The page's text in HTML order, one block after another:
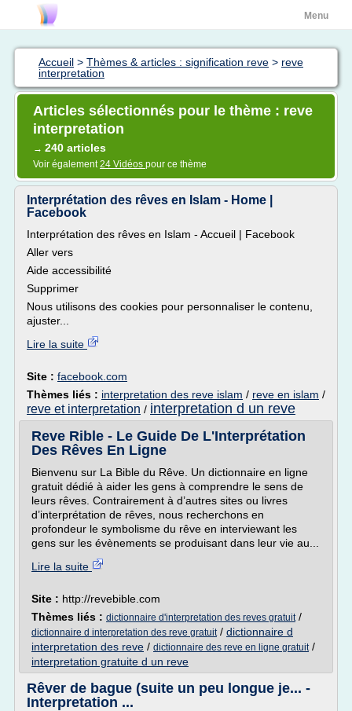
Menu
Accueil > Thèmes & articles : signification reve > reve
interpretation
Articles sélectionnés pour le thème : reve
interpretation
→ 240 articles
Voir également24 Vidéos pour ce thème
Interprétation des rêves en Islam - Home |
Facebook
Interprétation des rêves en Islam - Accueil | Facebook
Aller vers
Aide accessibilité
Supprimer
Nous utilisons des cookies pour personnaliser le contenu,
ajuster...
Lire la suite
Site : facebook.com
Thèmes liés : interpretation des reve islam / reve en islam /
reve et interpretation / interpretation d un reve
Reve Rible - Le Guide De L'Interprétation
Des Rêves En Ligne
Bienvenu sur La Bible du Rêve. Un dictionnaire en ligne
gratuit dédié à aider les gens à comprendre le sens de
leurs rêves. Contrairement à d’autres sites ou livres
d’interprétation de rêves, nous recherchons en
profondeur le symbolisme du rêve en interviewant les
gens sur les évènements se produisant dans leur vie au...
Lire la suite
Site : http://revebible.com
Thèmes liés : dictionnaire d'interpretation des reves gratuit/
dictionnaire d interpretation des reve gratuit/ dictionnaire d
interpretation des reve / dictionnaire des reve en ligne gratuit/
interpretation gratuite d un reve
Rêver de bague (suite un peu longue je... -
Interpretation ...